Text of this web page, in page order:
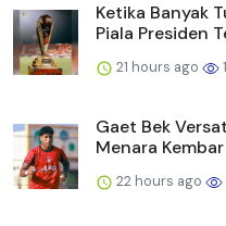
Ketika Banyak
Piala Presiden
21 hours ago
Gaet Bek
Menara Kembar
22 hours ago